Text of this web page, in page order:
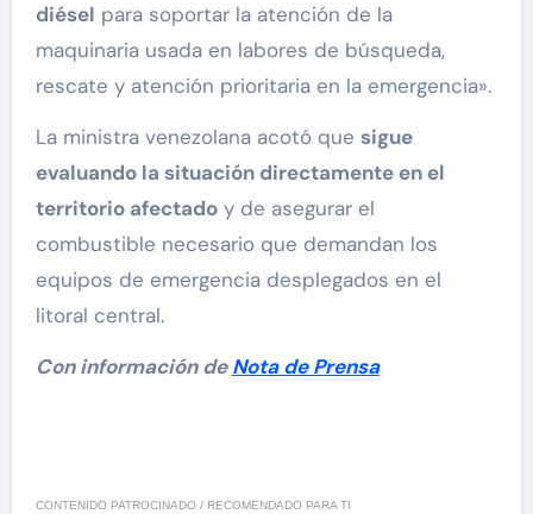
diésel para soportar la atención de la
maquinaria usada en labores de búsqueda,
rescate y atención prioritaria en la emergencia».
La ministra venezolana acotó que sigue
evaluando la situación directamente en el
territorio afectadoy de asegurar el
combustible necesario que demandan los
equipos de emergencia desplegados en el
litoral central.
Con información deNota de Prensa
CONTENIDO PATROCINADO / RECOMENDADO PARA TI